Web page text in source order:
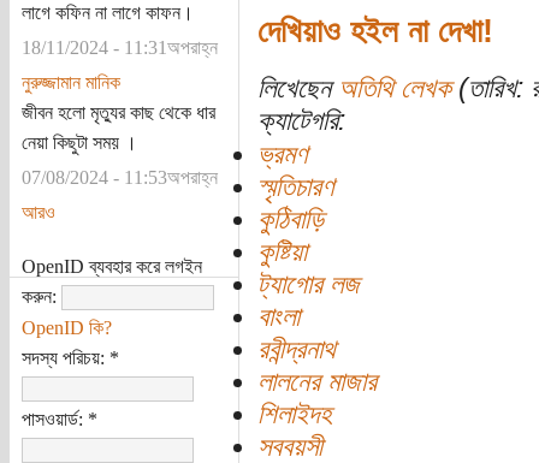
লাগে কফিন না লাগে কাফন।
18/11/2024 - 11:31অপরাহ্ন
নুরুজ্জামান মানিক
জীবন হলো মৃত্যুর কাছ থেকে ধার
নেয়া কিছুটা সময় ।
07/08/2024 - 11:53অপরাহ্ন
আরও
OpenID ব্যবহার করে লগইন
করুন:
OpenID কি?
সদস্য পরিচয়: *
পাসওয়ার্ড: *
দেখিয়াও হইল না দেখা!
লিখেছেন অতিথি লেখক(তারিখ:
ক্যাটেগরি:
ভ্রমণ
স্মৃতিচারণ
কুঠিবাড়ি
কুষ্টিয়া
ট্যাগোর লজ
বাংলা
রবীন্দ্রনাথ
লালনের মাজার
শিলাইদহ
সববয়সী